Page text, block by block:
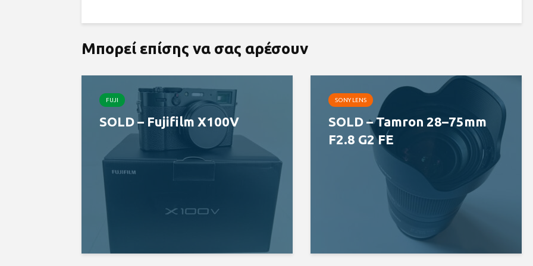
Μπορεί επίσης να σας αρέσουν
FUJI
SOLD – Fujifilm X100V
SONY LENS
SOLD – Tamron 28–75mm
F2.8 G2 FE